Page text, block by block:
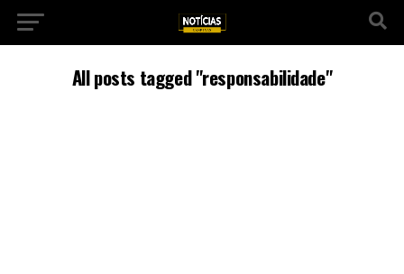
All posts tagged "responsabilidade"